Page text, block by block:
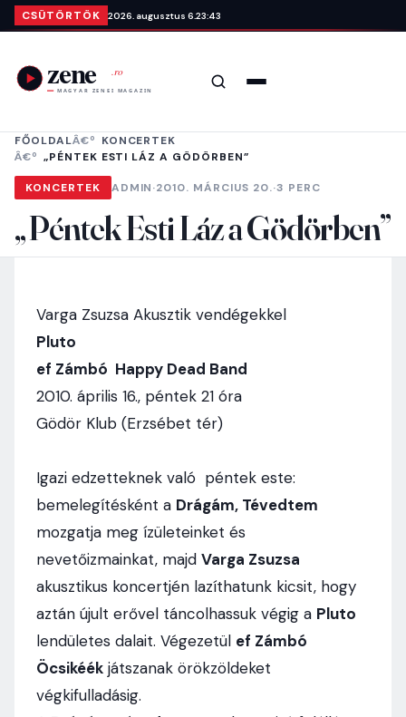
Ugrás a tartalomra
CSÜTÖRTÖK 2026. augusztus 6. 23:43
Keresés
FŐOLDAL
KONCERTEK
„PÉNTEK ESTI LÁZ A GÖDÖRBEN”
KONCERTEK ADMIN·2010. MÁRCIUS 20.·3 PERC
„Péntek Esti Láz a Gödörben”
Varga Zsuzsa Akusztik vendégekkel
Pluto
ef Zámbó Happy Dead Band
2010. április 16., péntek 21 óra
Gödör Klub (Erzsébet tér)
Igazi edzetteknek való péntek este:
bemelegítésként a Drágám, Tévedtem
mozgatja meg ízületeinket és
nevetőizmainkat, majd Varga Zsuzsa
akusztikus koncertjén lazíthatunk kicsit, hogy
aztán újult erővel táncolhassuk végig a Pluto
lendületes dalait. Végezetül ef Zámbó
Öcsikéék játszanak örökzöldeket
végkifulladásig.